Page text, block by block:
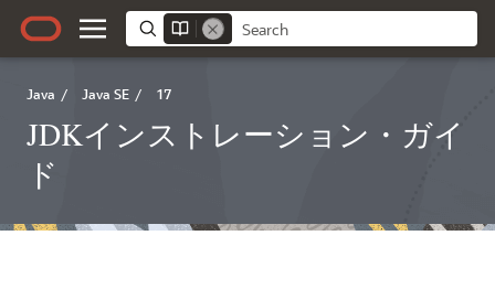
Java / Java SE / 17
JDKインストレーション・ガイ
ド